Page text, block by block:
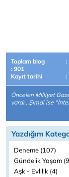
Toplam blog
:
: 901
Kayıt tarihi
:
Önceleri Milliyet
vardı...Şimdi ise
Yazdığım
Deneme (107)
Gündelik Yaşam
Aşk - Evlilik (4)